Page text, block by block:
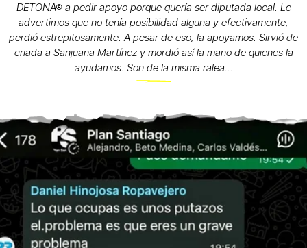
DETONA® a pedir apoyo porque quería ser diputada local. Le
advertimos que no tenía posibilidad alguna y efectivamente,
perdió estrepitosamente. A pesar de eso, la apoyamos. Sirvió de
criada a Sanjuana Martínez y mordió así la mano de quienes la
ayudamos. Son de la misma ralea...